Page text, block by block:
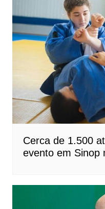
Cerca de 1.500
evento em Sinop